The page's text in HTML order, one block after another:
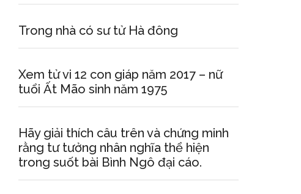
Trong nhà có sư tử Hà đông
Xem tử vi 12 con giáp năm 2017 – nữ
tuổi Ất Mão sinh năm 1975
Hãy giải thích câu trên và chứng minh
rằng tư tưởng nhân nghĩa thể hiện
trong suốt bài Bình Ngô đại cáo.